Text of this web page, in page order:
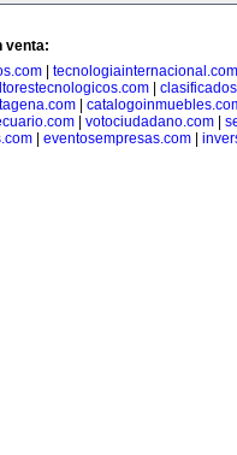
venta:
| tecnologiainternacional.com
| votociudadano.com|
| eventosempresas.com|